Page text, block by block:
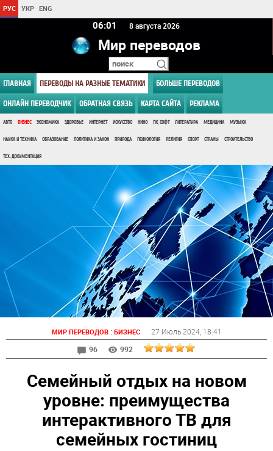
РУС УКР ENG
06 01 8 августа 2026
Мир переводов
ГЛАВНАЯ ПЕРЕВОДЫ НА РАЗНЫЕ ТЕМАТИКИ БОЛЬШЕ ПЕРЕВОДОВ
ОНЛАЙН ПЕРЕВОДЧИК ОБРАТНАЯ СВЯЗЬ КАРТА САЙТА РЕКЛАМА
АВТО БИЗНЕС ЭКОНОМИКА ЗДОРОВЬЕ ИНТЕРНЕТ ИСКУССТВО КИНО ПК, СОФТ ЛИТЕРАТУРА МЕДИЦИНА МУЗЫКА
НАУКА И ТЕХНИКА ОБРАЗОВАНИЕ ПОЛИТИКА И ЗАКОН ПРИРОДА ПСИХОЛОГИЯ РЕЛИГИЯ СПОРТ СТРАНЫ СТРОИТЕЛЬСТВО
ТЕХ. ДОКУМЕНТАЦИЯ
МИР ПЕРЕВОДОВ: БИЗНЕС 27 Июль 2024, 18:41
96
992
Семейный отдых на новом
уровне: преимущества
интерактивного ТВ для
семейных гостиниц